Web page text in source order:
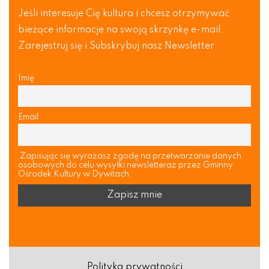
Jeśli interesuje Cię kultura i chcesz otrzymywać
bieżące informacje na swoją skrzynkę e-mail.
Zarejestruj się i Subskrybuj nasz Newsletter
Imię
Email
Zapisując się wyrażasz zgodę na przetwarzanie danych
osobowych do celu wysyłki newsletteraz przez Gminny
Ośrodek Kultury w Dywitach.